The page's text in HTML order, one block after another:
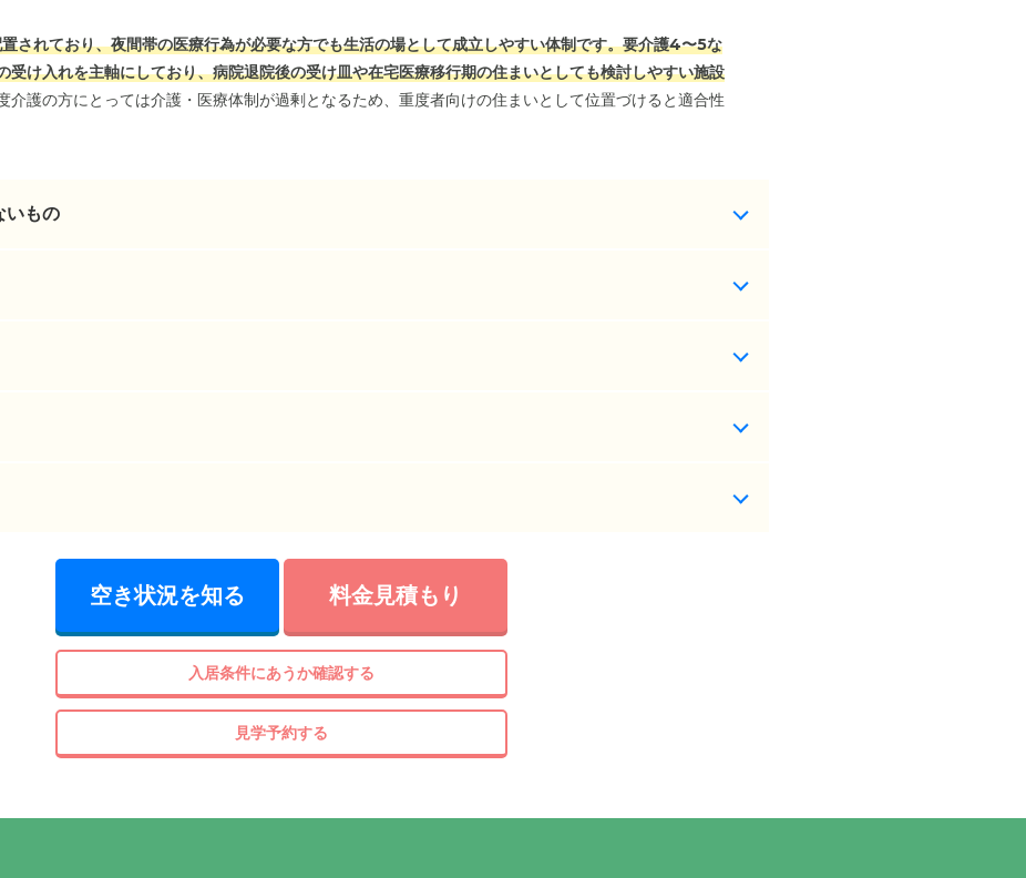
されており、夜間帯の医療行為が必要な方でも生活の場として成立しやすい体制です。要介護4〜5な
受け入れを主軸にしており、病院退院後の受け皿や在宅医療移行期の住まいとしても検討しやすい施設
介護の方にとっては介護・医療体制が過剰となるため、重度者向けの住まいとして位置づけると適合性
いもの
空き状況を知る 料金見積もり
入居条件にあうか確認する
見学予約する